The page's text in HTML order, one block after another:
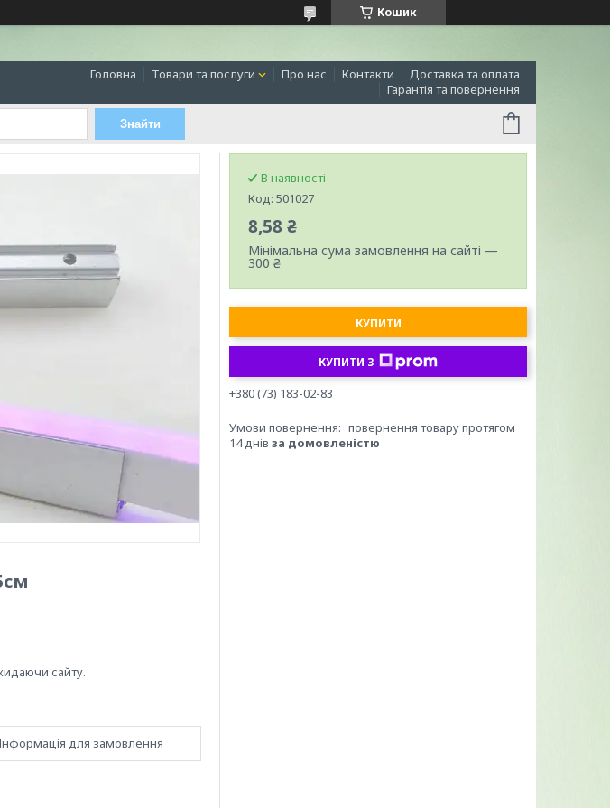
Кошик
Головна Товари та послуги Про нас Контакти
Доставка та оплата
Гарантія та повернення
Знайти
сайту.
Інформація для замовлення
В наявності
Код: 501027
8,58 ₴
Мінімальна сума замовлення на сайті —
300 ₴
КУПИТИ
КУПИТИ З
+380 (73) 183-02-83
повернення товару протягом
14 днів за домовленістю